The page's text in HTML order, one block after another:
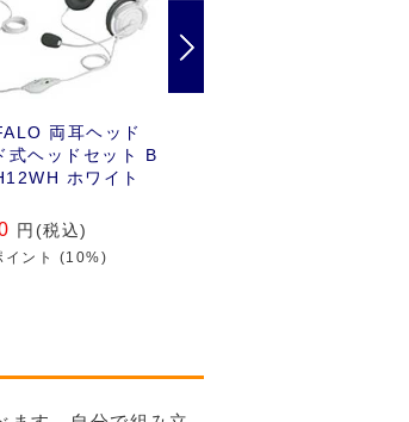
両耳ヘッド
式ヘッドセット B
ホワイト
円(税込)
イント (10%)